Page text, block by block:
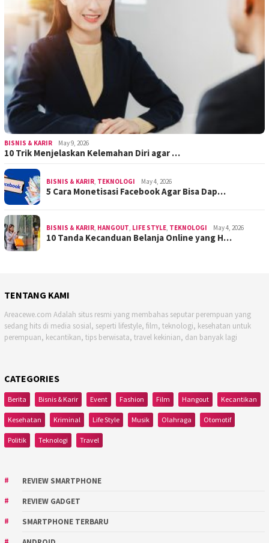
BISNIS & KARIR May 9, 2026
10 Trik Menjelaskan Kelemahan Diri agar …
BISNIS & KARIR TEKNOLOGI May 4, 2026
5 Cara Monetisasi Facebook Agar Bisa Dap…
BISNIS & KARIR HANGOUT LIFE STYLE TEKNOLOGI May 4, 2026
10 Tanda Kecanduan Belanja Online yang H…
TENTANG KAMI
Areacewe.com Adalah situs resmi yang membahas seputar perempuan yang
sedang hits di media sosial, seperti lifestyle, film, teknologi, kesehatan untuk
perempuan, kecantikan, tips berwisata, travel kekinian, dan banyak lagi
CATEGORIES
Berita Bisnis & Karir Event Fashion Film Hangout Kecantikan
Kesehatan Kriminal Life Style Musik Olahraga Otomotif
Politik Teknologi Travel
REVIEW SMARTPHONE
REVIEW GADGET
SMARTPHONE TERBARU